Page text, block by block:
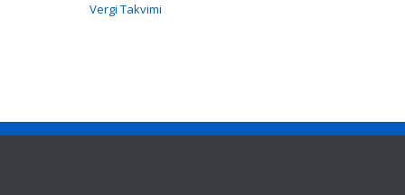
Vergi Takvimi